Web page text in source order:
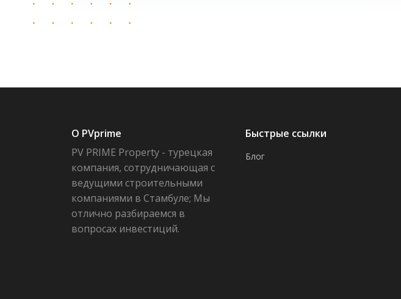
О PVprime
PV PRIME Property - турецкая
компания, сотрудничающая с
ведущими строительными
компаниями в Стамбуле; Мы
отлично разбираемся в
вопросах инвестиций.
Быстрые ссылки
Блог